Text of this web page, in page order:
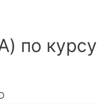
по курсу